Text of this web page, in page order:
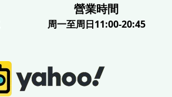
營業時間
周一至周日11:00-20:45